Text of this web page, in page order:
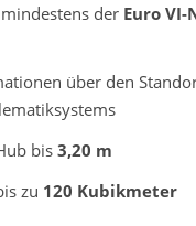
der Euro VI-
über den
bis 3,20 m
zu 120 Kubikmeter